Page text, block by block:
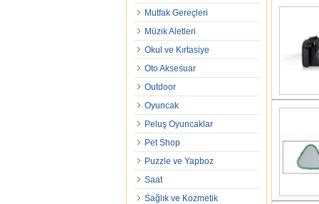
Mutfak Gereçleri
Müzik Aletleri
Okul ve Kırtasiye
Oto Aksesuar
Outdoor
Oyuncak
Peluş Oyuncaklar
Pet Shop
Puzzle ve Yapboz
Saat
Sağlık ve Kozmetik